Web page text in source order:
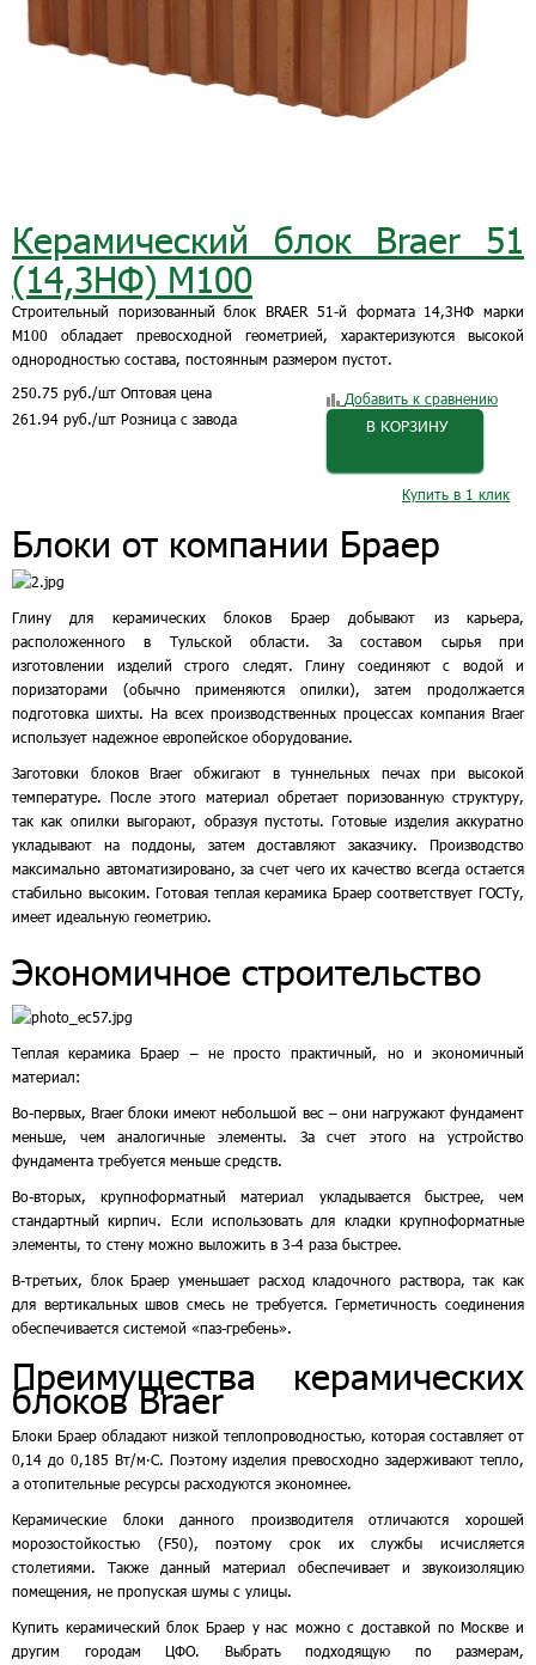
Керамический блок Braer 51
(14,3НФ) М100
Строительный поризованный блок BRAER 51-й формата 14,3НФ марки
М100 обладает превосходной геометрией, характеризуются высокой
однородностью состава, постоянным размером пустот.
250.75 руб./шт Оптовая цена
261.94 руб./шт Розница с завода
Добавить к сравнению
В КОРЗИНУ
Купить в 1 клик
Блоки от компании Браер
Глину для керамических блоков Браер добывают из карьера,
расположенного в Тульской области. За составом сырья при
изготовлении изделий строго следят. Глину соединяют с водой и
поризаторами (обычно применяются опилки), затем продолжается
подготовка шихты. На всех производственных процессах компания Braer
использует надежное европейское оборудование.
Заготовки блоков Braer обжигают в туннельных печах при высокой
температуре. После этого материал обретает поризованную структуру,
так как опилки выгорают, образуя пустоты. Готовые изделия аккуратно
укладывают на поддоны, затем доставляют заказчику. Производство
максимально автоматизировано, за счет чего их качество всегда остается
стабильно высоким. Готовая теплая керамика Браер соответствует ГОСТу,
имеет идеальную геометрию.
Экономичное строительство
Теплая керамика Браер – не просто практичный, но и экономичный
материал:
Во-первых, Braer блоки имеют небольшой вес – они нагружают фундамент
меньше, чем аналогичные элементы. За счет этого на устройство
фундамента требуется меньше средств.
Во-вторых, крупноформатный материал укладывается быстрее, чем
стандартный кирпич. Если использовать для кладки крупноформатные
элементы, то стену можно выложить в 3-4 раза быстрее.
В-третьих, блок Браер уменьшает расход кладочного раствора, так как
для вертикальных швов смесь не требуется. Герметичность соединения
обеспечивается системой «паз-гребень».
Преимущества керамических
блоков Braer
Блоки Браер обладают низкой теплопроводностью, которая составляет от
0,14 до 0,185 Вт/м∙С. Поэтому изделия превосходно задерживают тепло,
а отопительные ресурсы расходуются экономнее.
Керамические блоки данного производителя отличаются хорошей
морозостойкостью (F50), поэтому срок их службы исчисляется
столетиями. Также данный материал обеспечивает и звукоизоляцию
помещения, не пропуская шумы с улицы.
Купить керамический блок Браер у нас можно с доставкой по Москве и
другим городам ЦФО. Выбрать подходящую по размерам,